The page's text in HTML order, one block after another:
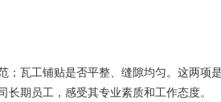
瓦工铺贴是否平整、缝隙均匀。这两项
期员工，感受其专业素质和工作态度。